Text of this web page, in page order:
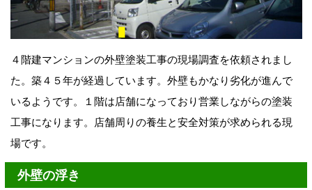
４階建マンションの外壁塗装工事の現場調査を依頼されまし
た。築４５年が経過しています。外壁もかなり劣化が進んで
いるようです。１階は店舗になっており営業しながらの塗装
工事になります。店舗周りの養生と安全対策が求められる現
場です。
外壁の浮き